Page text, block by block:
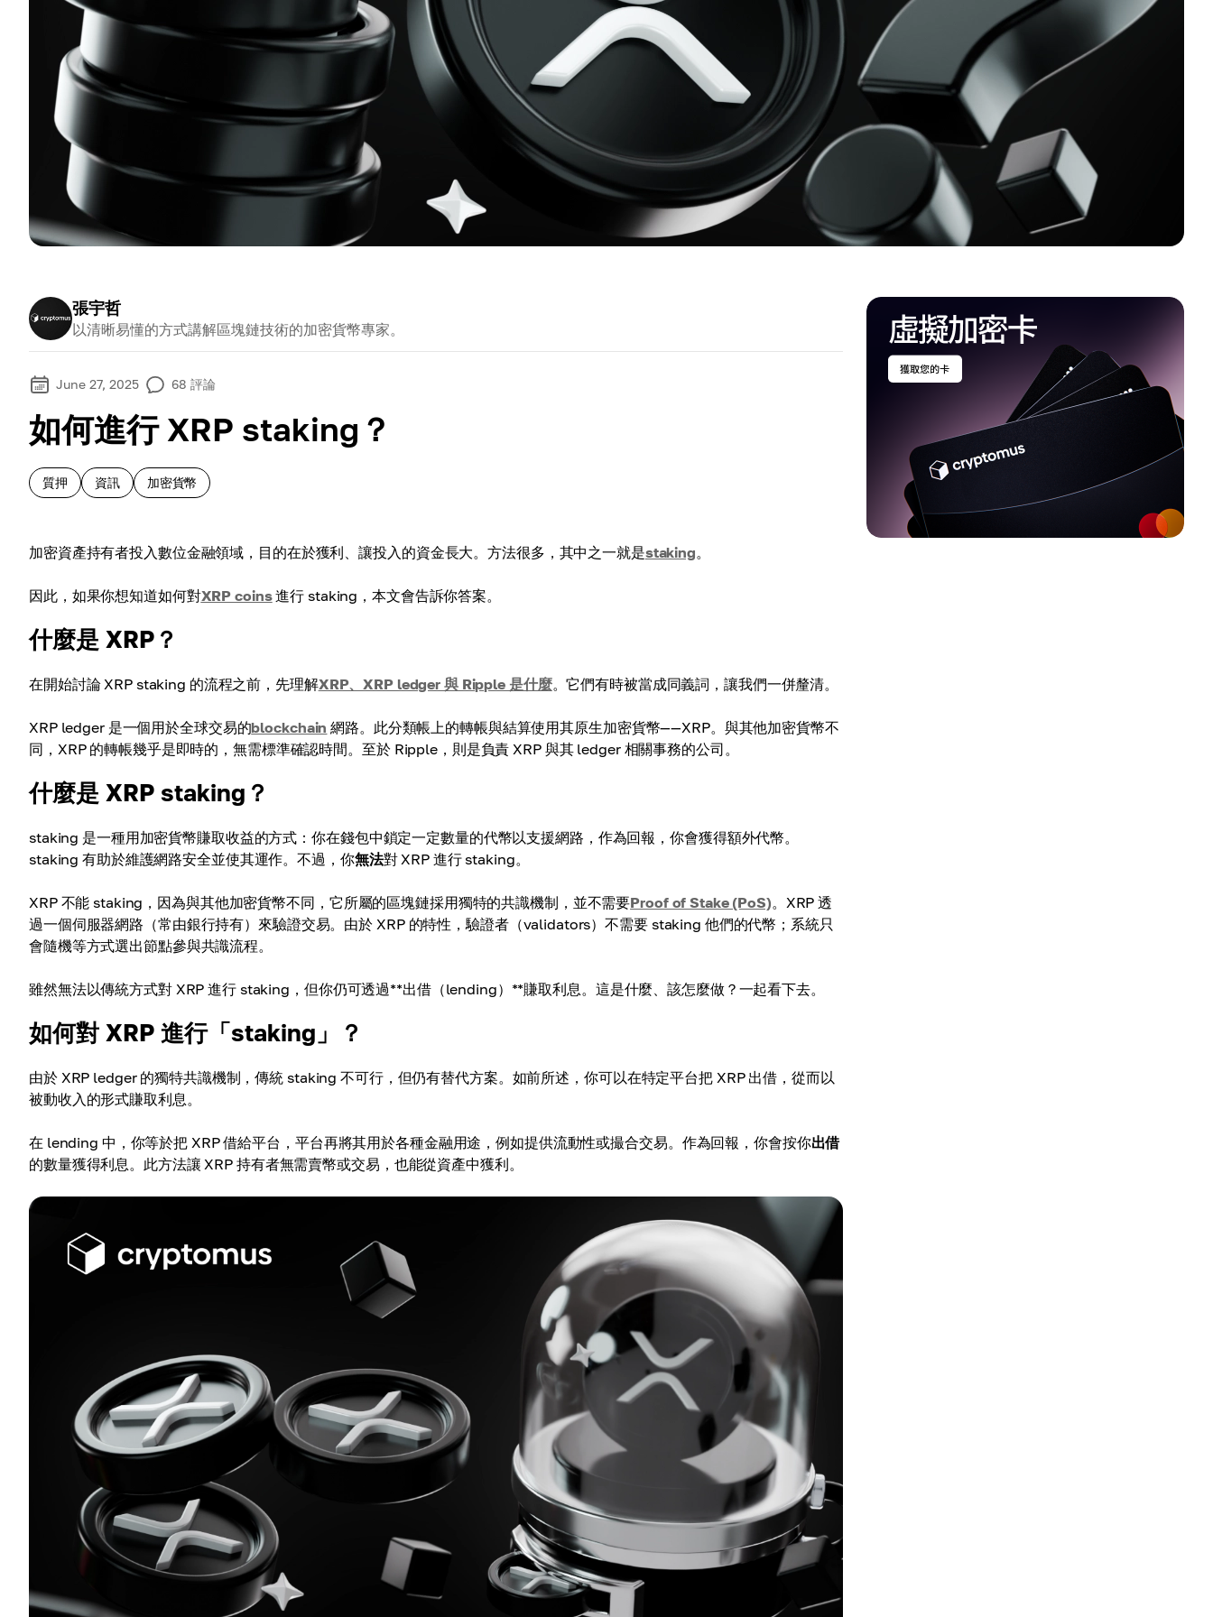
張宇哲
以清晰易懂的方式講解區塊鏈技術的加密貨幣專家。
June 27, 2025 68 評論
如何進行 XRP staking？
質押 資訊 加密貨幣
加密資產持有者投入數位金融領域，目的在於獲利、讓投入的資金長大。方法很多，其中之一就是staking。
因此，如果你想知道如何對XRP coins進行 staking，本文會告訴你答案。
什麼是 XRP？
在開始討論 XRP staking 的流程之前，先理解XRP、XRP ledger 與 Ripple 是什麼。它們有時被當成同義詞，讓我們一併釐清。
XRP ledger 是一個用於全球交易的blockchain 網路。此分類帳上的轉帳與結算使用其原生加密貨幣——XRP。與其他加密貨幣不
同，XRP 的轉帳幾乎是即時的，無需標準確認時間。至於 Ripple，則是負責 XRP 與其 ledger 相關事務的公司。
什麼是 XRP staking？
staking 是一種用加密貨幣賺取收益的方式：你在錢包中鎖定一定數量的代幣以支援網路，作為回報，你會獲得額外代幣。
staking 有助於維護網路安全並使其運作。不過，你無法對 XRP 進行 staking。
XRP 不能 staking，因為與其他加密貨幣不同，它所屬的區塊鏈採用獨特的共識機制，並不需要Proof of Stake (PoS)。XRP 透
過一個伺服器網路（常由銀行持有）來驗證交易。由於 XRP 的特性，驗證者（validators）不需要 staking 他們的代幣；系統只
會隨機等方式選出節點參與共識流程。
雖然無法以傳統方式對 XRP 進行 staking，但你仍可透過**出借（lending）**賺取利息。這是什麼、該怎麼做？一起看下去。
如何對 XRP 進行「staking」？
由於 XRP ledger 的獨特共識機制，傳統 staking 不可行，但仍有替代方案。如前所述，你可以在特定平台把 XRP 出借，從而以
被動收入的形式賺取利息。
在 lending 中，你等於把 XRP 借給平台，平台再將其用於各種金融用途，例如提供流動性或撮合交易。作為回報，你會按你出借
的數量獲得利息。此方法讓 XRP 持有者無需賣幣或交易，也能從資產中獲利。